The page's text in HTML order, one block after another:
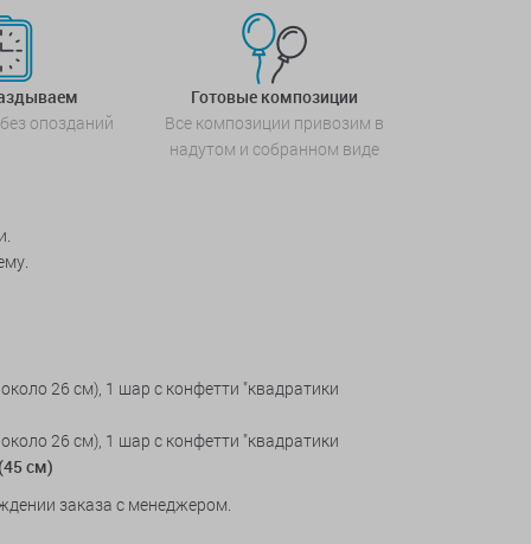
опозданий
Готовые композиции
Все композиции привозим в
надутом и собранном виде
26 см), 1 шар с конфетти "квадратики
26 см), 1 шар с конфетти "квадратики
см)
заказа с менеджером.